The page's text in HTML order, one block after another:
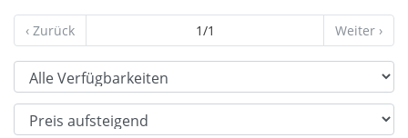
‹ Zurück 1/1 Weiter ›
Verfügbarkeit
Sortierung
Kontakt